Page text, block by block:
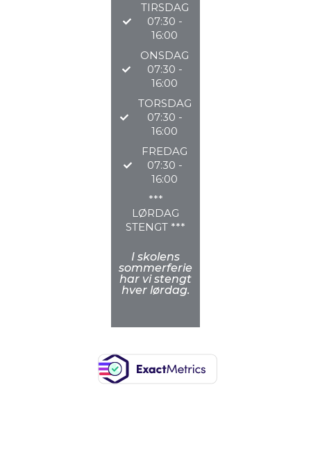
TIRSDAG
07:30 -
16:00
ONSDAG
07:30 -
16:00
TORSDAG
07:30 -
16:00
FREDAG
07:30 -
16:00
***
LØRDAG
STENGT ***
I skolens
sommerferie
har vi stengt
hver lørdag.